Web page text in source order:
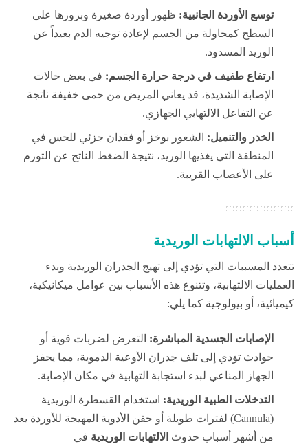
توسع الأوردة الجانبية: ظهور أوردة صغيرة وبروزها على
السطح كمحاولة من الجسم لإعادة توجيه الدم بعيداً عن
الوريد المسدود.
ارتفاع طفيف في درجة حرارة الجسم: في بعض حالات
الإصابة الشديدة، قد يعاني المريض من حمى خفيفة ناتجة
عن التفاعل الالتهابي الجهازي.
الخدر والتنميل: الشعور بوخز أو فقدان جزئي للحس في
المنطقة التي يغذيها الوريد، نتيجة الضغط الناتج عن التورم
على الأعصاب القريبة.
أسباب الالتهابات الوريدية
تتعدد المسببات التي تؤدي إلى تهيج الجدران الوريدية وبدء
العمليات الالتهابية، وتتنوع هذه الأسباب بين عوامل ميكانيكية،
كيميائية، أو بيولوجية كما يلي:
الإصابات الجسدية المباشرة: التعرض لضربات قوية أو
حوادث تؤدي إلى تلف جدران الأوعية الدموية، مما يحفز
الجهاز المناعي لبدء استجابة التهابية في مكان الإصابة.
التدخلات الطبية الوريدية: استخدام القسطرة الوريدية
(Cannula) لفترات طويلة أو حقن الأدوية المهيجة للأوردة يعد
من أشهر أسباب حدوث الالتهابات الوريدية في